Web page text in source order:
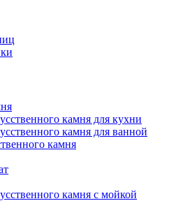
камня для кухни
камня для ванной
камня
камня с мойкой